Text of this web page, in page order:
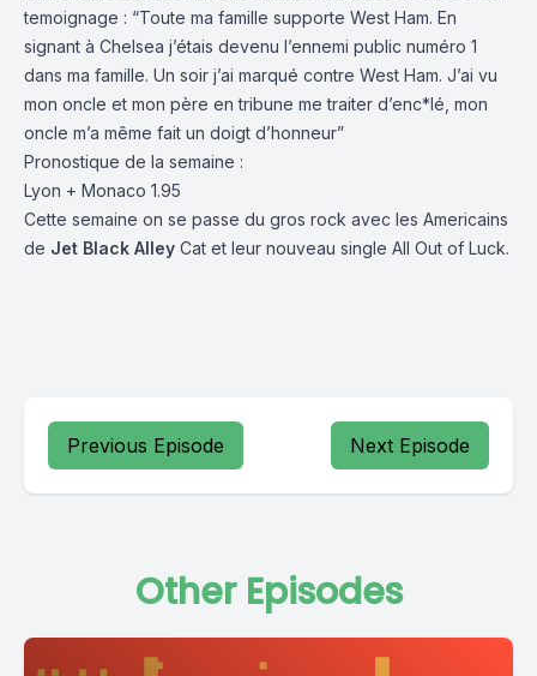
temoignage : “Toute ma famille supporte West Ham. En
signant à Chelsea j’étais devenu l’ennemi public numéro 1
dans ma famille. Un soir j’ai marqué contre West Ham. J’ai vu
mon oncle et mon père en tribune me traiter d’enc*lé, mon
oncle m’a même fait un doigt d’honneur”
Pronostique de la semaine :
Lyon + Monaco 1.95
Cette semaine on se passe du gros rock avec les Americains
de Jet Black Alley Cat et leur nouveau single All Out of Luck.
Previous Episode Next Episode
Other Episodes